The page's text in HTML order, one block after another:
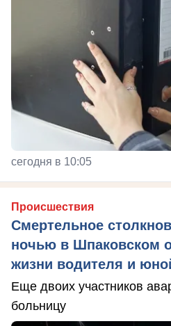
сегодня в 10:05
Происшествия
Смертельное
ночью в Шпаковском
жизни водителя и
Еще двоих участников
больницу